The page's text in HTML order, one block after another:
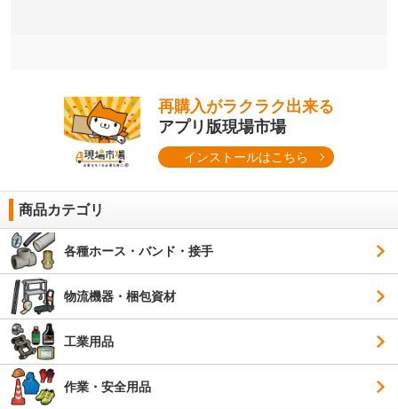
再購入がラクラク出来る
アプリ版現場市場
インストールはこちら
商品カテゴリ
各種ホース・バンド・接手
物流機器・梱包資材
工業用品
作業・安全用品